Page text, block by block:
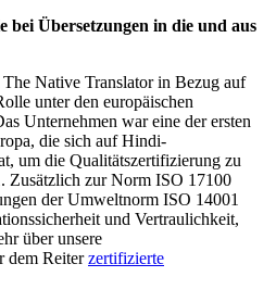
bei Übersetzungen in die und aus
Native Translator in Bezug auf
unter den europäischen
Unternehmen war eine der ersten
die sich auf Hindi-
um die Qualitätszertifizierung zu
Zusätzlich zur Norm ISO 17100
der Umweltnorm ISO 14001
und Vertraulichkeit,
über unsere
dem Reiterzertifizierte